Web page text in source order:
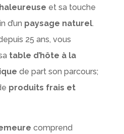
et sa touche
d’un paysage naturel.
25 ans, vous
table d’hôte à la
de part son parcours;
produits frais et
comprend